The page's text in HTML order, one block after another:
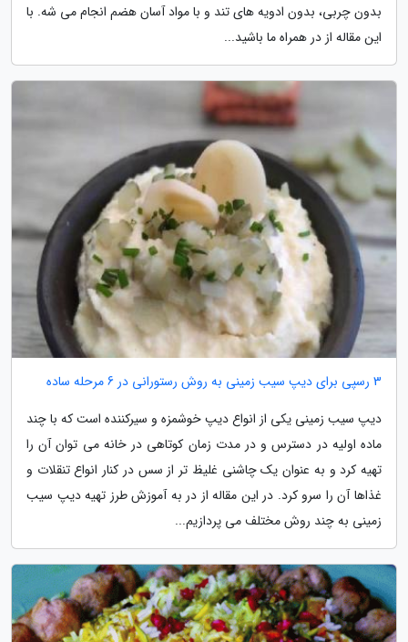
بدون چربی، بدون ادویه های تند و با مواد آسان هضم انجام می شه. با
این مقاله از در همراه ما باشید...
3 رسپی برای دیپ سیب زمینی به روش رستورانی در 6 مرحله ساده
دیپ سیب زمینی یکی از انواع دیپ خوشمزه و سیرکننده است که با چند
ماده اولیه در دسترس و در مدت زمان کوتاهی در خانه می توان آن را
تهیه کرد و به عنوان یک چاشنی غلیظ تر از سس در کنار انواع تنقلات و
غذاها آن را سرو کرد. در این مقاله از در به آموزش طرز تهیه دیپ سیب
زمینی به چند روش مختلف می پردازیم...